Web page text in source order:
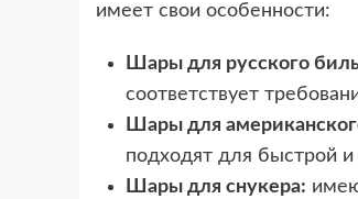
имеет свои особенности:
Шары для русского
соответствует
Шары для
подходят для быстрой и
Шары для снукера: